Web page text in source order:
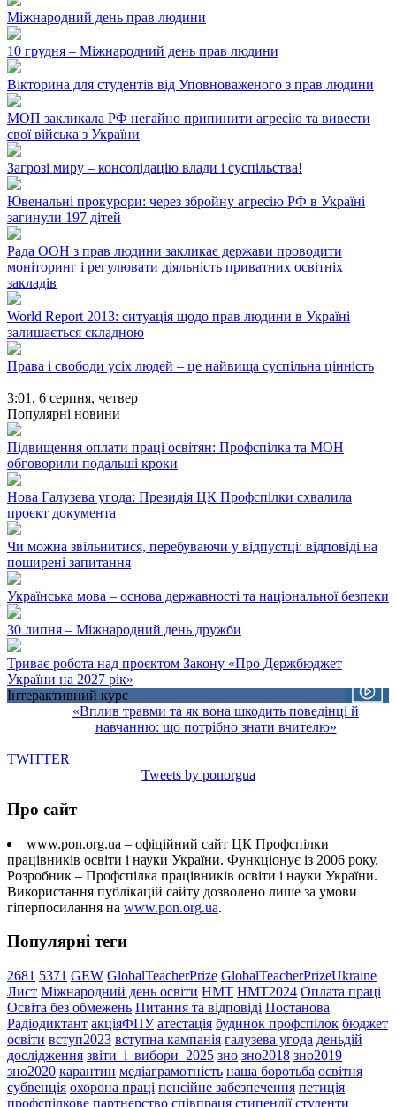
Міжнародний день прав людини
10 грудня – Міжнародний день прав людини
Вікторина для студентів від Уповноваженого з прав людини
МОП закликала РФ негайно припинити агресію та вивести
свої війська з України
Загрозі миру – консолідацію влади і суспільства!
Ювенальні прокурори: через збройну агресію РФ в Україні
загинули 197 дітей
Рада ООН з прав людини закликає держави проводити
моніторинг і регулювати діяльність приватних освітніх
закладів
World Report 2013: ситуація щодо прав людини в Україні
залишається складною
Права і свободи усіх людей – це найвища суспільна цінність
3:01, 6 серпня, четвер
Популярні новини
Підвищення оплати праці освітян: Профспілка та МОН
обговорили подальші кроки
Нова Галузева угода: Президія ЦК Профспілки схвалила
проєкт документа
Чи можна звільнитися, перебуваючи у відпустці: відповіді на
поширені запитання
Українська мова – основа державності та національної безпеки
30 липня – Міжнародний день дружби
Триває робота над проєктом Закону «Про Держбюджет
України на 2027 рік»
Інтерактивний курс
«Вплив травми та як вона шкодить поведінці й
навчанню: що потрібно знати вчителю»
TWITTER
Tweets by ponorgua
Про сайт
www.pon.org.ua – офіційний сайт ЦК Профспілки
працівників освіти і науки України. Функціонує із 2006 року.
Розробник – Профспілка працівників освіти і науки України.
Використання публікацій сайту дозволено лише за умови
гіперпосилання на www.pon.org.ua.
Популярні теги
2681 5371 GEW GlobalTeacherPrize GlobalTeacherPrizeUkraine
Лист Міжнародний день освіти НМТ НМТ2024 Оплата праці
Освіта без обмежень Питання та відповіді Постанова
Радіодиктант акціяФПУ атестація будинок профспілок бюджет
освіти вступ2023 вступна кампанія галузева угода деньдій
дослідження звіти_і_вибори_2025 зно зно2018 зно2019
зно2020 карантин медіаграмотність наша боротьба освітня
субвенція охорона праці пенсійне забезпечення петиція
профспілкове партнерство співпраця стипендії студенти